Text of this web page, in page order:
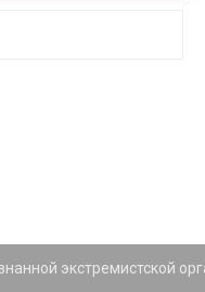
экстремистской